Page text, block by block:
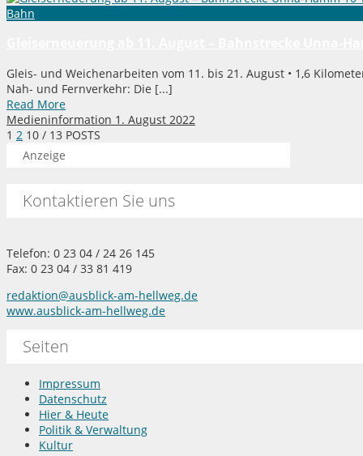
Bahn
Gleis- und Weichenarbeiten vom 11. bis 21. August • 1,6
Nah- und Fernverkehr: Die [...]
Read More
Medieninformation 1. August 2022
1 2 10 / 13 POSTS
Anzeige
Kontaktieren Sie uns
Telefon: 0 23 04 / 24 26 145
Fax: 0 23 04 / 33 81 419
redaktion@ausblick-am-hellweg.de
www.ausblick-am-hellweg.de
Seiten
Impressum
Datenschutz
Hier & Heute
Politik & Verwaltung
Kultur